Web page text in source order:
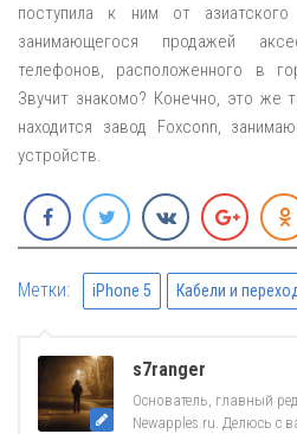
поступила к ним от азиатского
занимающегося продажей
телефонов, расположенного в
Звучит знакомо? Конечно, это же
находится завод Foxconn,
устройств.
Метки: iPhone 5 Кабели и
s7ranger
Основатель, главный
Newapples.ru. Делюсь с